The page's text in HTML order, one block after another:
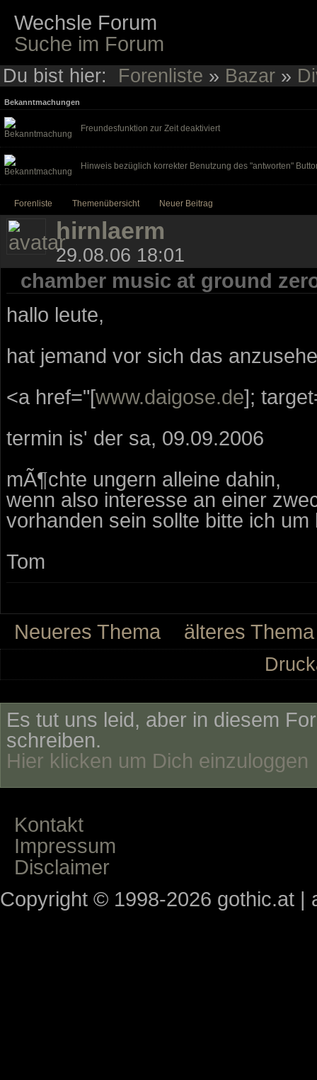
Wechsle Forum
Suche im Forum
Du bist hier: Forenliste » Bazar »
Bekanntmachungen
Freundesfunktion zur Zeit deaktiviert
Hinweis bezüglich korrekter Benutzung des "antworten"
Forenliste Themenübersicht Neuer Beitrag
hirnlaerm
29.08.06 18:01
chamber music at ground
hallo leute,
hat jemand vor sich das
<a href="[www.daigose.de];
termin is' der sa, 09.09.2006
mÃ¶chte ungern alleine dahin,
wenn also interesse an einer
vorhanden sein sollte bitte ich
Tom
Neueres Thema älteres Thema
Es tut uns leid, aber in diesem
schreiben.
Hier klicken um Dich einzuloggen
Kontakt
Impressum
Disclaimer
Copyright © 1998-2026 gothic.at |